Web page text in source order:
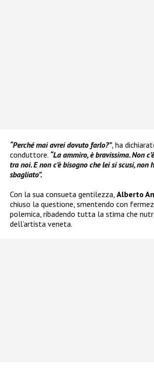
“Perché mai avrei dovuto farlo?”, ha
conduttore. “La ammiro, è bravissima. Non
tra noi. E non c’è bisogno che lei si scusi,
sbagliato”.
Con la sua consueta gentilezza, Alberto
chiuso la questione, smentendo con
polemica, ribadendo tutta la stima che
dell’artista veneta.